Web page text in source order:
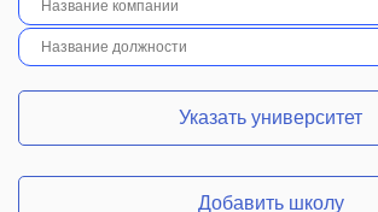
Указать университет
Добавить школу